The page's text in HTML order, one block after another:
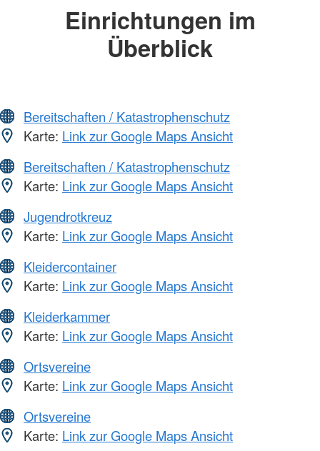
Einrichtungen im
Überblick
Bereitschaften / Katastrophenschutz
Karte: Link zur Google Maps Ansicht
Bereitschaften / Katastrophenschutz
Karte: Link zur Google Maps Ansicht
Jugendrotkreuz
Karte: Link zur Google Maps Ansicht
Kleidercontainer
Karte: Link zur Google Maps Ansicht
Kleiderkammer
Karte: Link zur Google Maps Ansicht
Ortsvereine
Karte: Link zur Google Maps Ansicht
Ortsvereine
Karte: Link zur Google Maps Ansicht